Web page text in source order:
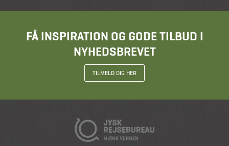
FÅ INSPIRATION OG GODE TILBUD I
NYHEDSBREVET
TILMELD DIG HER